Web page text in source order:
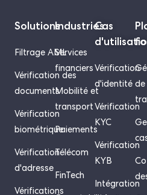
Solutions
Filtrage AML
Vérification des
documents
Vérification
biométrique
Vérification
d'adresse
Vérifications
Industries
Services
financiers
Mobilité et
transport
Paiements
Télécom
FinTech
Cas
Vérification
d'identité
Vérification
KYC
Vérification
KYB
Intégration
de